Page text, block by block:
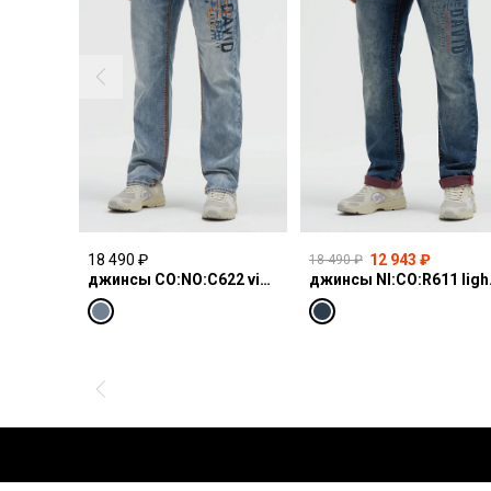
18 490 ₽
джинсы CO:NO:C622 vintage blue print
18 490 ₽ 12 943 ₽